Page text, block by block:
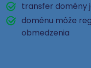
transfer domény
doménu môže
obmedzenia